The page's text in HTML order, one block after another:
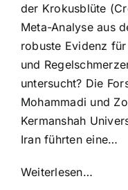
der Krokusblüte
Meta-Analyse aus
robuste Evidenz
und
untersucht? Die
Mohammadi und
Kermanshah
Iran führten eine…
Weiterlesen…